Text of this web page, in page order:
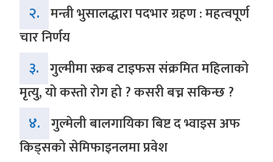
२. मन्त्री भुसालद्धारा पदभार ग्रहण : महत्वपूर्ण
चार निर्णय
३. गुल्मीमा स्क्रब टाइफस संक्रमित महिलाको
मृत्यु, यो कस्तो रोग हो ? कसरी बच्न सकिन्छ ?
४. गुल्मेली बालगायिका बिष्ट द भ्वाइस अफ
किड्सको सेमिफाइनलमा प्रवेश